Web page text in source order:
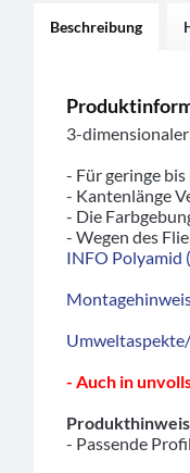
Beschreibung
3-
- Für geringe
- Kantenlänge
- Die
- Wegen des
INFO Polyamid
- Auch in
- Passende